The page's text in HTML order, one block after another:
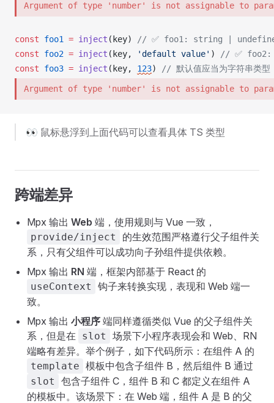
Argument of type 'number' is not assignable to
const foo1 = inject ( key)
// ✅ foo1: string |
const
foo2 = inject ( key, 'default value' )
// ✅
const
foo3 = inject ( key, 123) // 默认值应当为字符串类型
Argument of type 'number' is not assignable to
👀 鼠标悬浮到上面代码可以查看具体 TS 类型
跨端差异
Mpx 输出 Web 端，使用规则与 Vue 一致，
provide/inject
的生效范围严格遵行父子组件关
系，只有父组件可以成功向子孙组件提供依赖。
Mpx 输出 RN 端，框架内部基于 React 的
useContext
钩子来转换实现，表现和 Web 端一
致。
Mpx 输出 小程序 端同样遵循类似 Vue 的父子组件关
系，但是在
slot
场景下小程序表现会和 Web、RN
端略有差异。举个例子，如下代码所示：在组件 A 的
template 模板中包含子组件 B，然后组件 B 通过
slot
包含子组件 C，组件 B 和 C 都定义在组件 A
的模板中。该场景下：在 Web 端，组件 A 是 B 的父